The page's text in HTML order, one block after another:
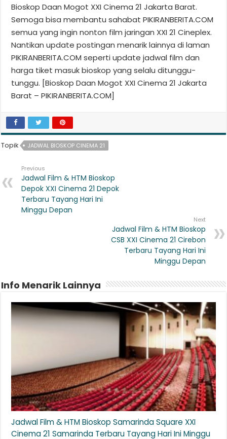
Bioskop Daan Mogot XXI Cinema 21 Jakarta Barat.
Semoga bisa membantu sahabat PIKIRANBERITA.COM
semua yang ingin nonton film jaringan XXI 21 Cineplex.
Nantikan update postingan menarik lainnya di laman
PIKIRANBERITA.COM seperti update jadwal film dan
harga tiket masuk bioskop yang selalu ditunggu-
tunggu. [Bioskop Daan Mogot XXI Cinema 21 Jakarta
Barat – PIKIRANBERITA.COM]
Topik JADWAL BIOSKOP CINEMA 21
Previous
Jadwal Film & HTM Bioskop
Depok XXI Cinema 21 Depok
Terbaru Tayang Hari Ini
Minggu Depan
Next
Jadwal Film & HTM Bioskop
CSB XXI Cinema 21 Cirebon
Terbaru Tayang Hari Ini
Minggu Depan
Info Menarik Lainnya
Jadwal Film & HTM Bioskop Samarinda Square XXI
Cinema 21 Samarinda Terbaru Tayang Hari Ini Minggu